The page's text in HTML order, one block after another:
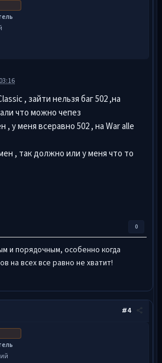
, зайти нельзя баг 502 ,на
что можно чепез
у меня всеравно 502 , на War alle
, так должно или у меня что то
0
и порядочным, особенно когда
на всех все равно не хватит!
#4